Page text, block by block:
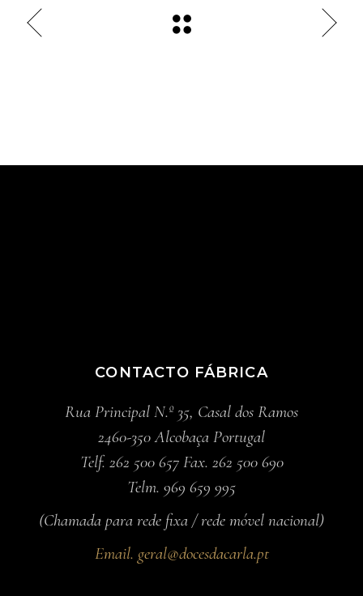
CONTACTO FÁBRICA
Rua Principal N.º 35, Casal dos Ramos
2460-350 Alcobaça Portugal
Telf. 262 500 657 Fax. 262 500 690
Telm. 969 659 995
(Chamada para rede fixa / rede móvel nacional)
Email. geral@docesdacarla.pt